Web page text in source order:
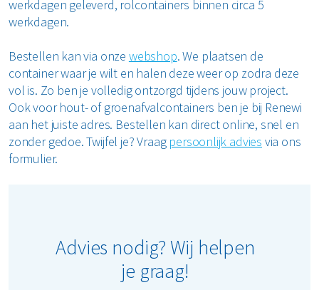
werkdagen geleverd, rolcontainers binnen circa 5
werkdagen.
Bestellen kan via onze webshop. We plaatsen de
container waar je wilt en halen deze weer op zodra deze
vol is. Zo ben je volledig ontzorgd tijdens jouw project.
Ook voor hout- of groenafvalcontainers ben je bij Renewi
aan het juiste adres. Bestellen kan direct online, snel en
zonder gedoe. Twijfel je? Vraag persoonlijk advies via ons
formulier.
Advies nodig? Wij helpen
je graag!